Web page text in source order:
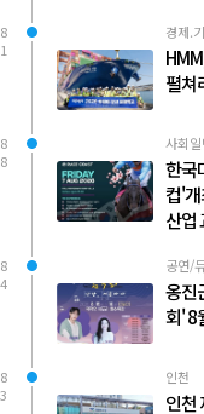
경제.
펼쳐
사회
한국
컵'
산업
공연/
옹진
회' 8
인천
인천